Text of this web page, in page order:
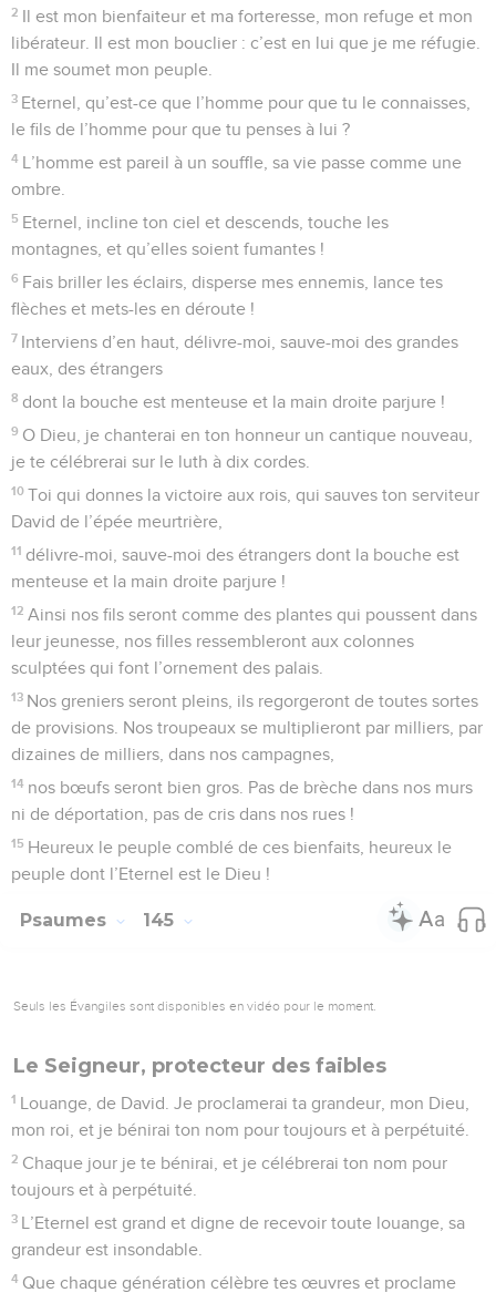
2 Il est mon bienfaiteur et ma forteresse, mon refuge et mon
libérateur. Il est mon bouclier : c’est en lui que je me réfugie.
Il me soumet mon peuple.
3 Eternel, qu’est-ce que l’homme pour que tu le connaisses,
le fils de l’homme pour que tu penses à lui ?
4 L’homme est pareil à un souffle, sa vie passe comme une
ombre.
5 Eternel, incline ton ciel et descends, touche les
montagnes, et qu’elles soient fumantes !
6 Fais briller les éclairs, disperse mes ennemis, lance tes
flèches et mets-les en déroute !
7 Interviens d’en haut, délivre-moi, sauve-moi des grandes
eaux, des étrangers
8 dont la bouche est menteuse et la main droite parjure !
9 O Dieu, je chanterai en ton honneur un cantique nouveau,
je te célébrerai sur le luth à dix cordes.
10 Toi qui donnes la victoire aux rois, qui sauves ton serviteur
David de l’épée meurtrière,
11 délivre-moi, sauve-moi des étrangers dont la bouche est
menteuse et la main droite parjure !
12 Ainsi nos fils seront comme des plantes qui poussent dans
leur jeunesse, nos filles ressembleront aux colonnes
sculptées qui font l’ornement des palais.
13 Nos greniers seront pleins, ils regorgeront de toutes sortes
de provisions. Nos troupeaux se multiplieront par milliers, par
dizaines de milliers, dans nos campagnes,
14 nos bœufs seront bien gros. Pas de brèche dans nos murs
ni de déportation, pas de cris dans nos rues !
15 Heureux le peuple comblé de ces bienfaits, heureux le
peuple dont l’Eternel est le Dieu !
Psaumes 145
Seuls les Évangiles sont disponibles en vidéo pour le moment.
Le Seigneur, protecteur des faibles
1 Louange, de David. Je proclamerai ta grandeur, mon Dieu,
mon roi, et je bénirai ton nom pour toujours et à perpétuité.
2 Chaque jour je te bénirai, et je célébrerai ton nom pour
toujours et à perpétuité.
3 L’Eternel est grand et digne de recevoir toute louange, sa
grandeur est insondable.
4 Que chaque génération célèbre tes œuvres et proclame